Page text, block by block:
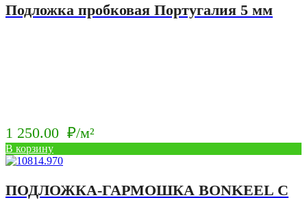
Подложка пробковая Португалия 5 мм
1 250.00 ₽/м²
В корзину
ПОДЛОЖКА-ГАРМОШКА BONKEEL С